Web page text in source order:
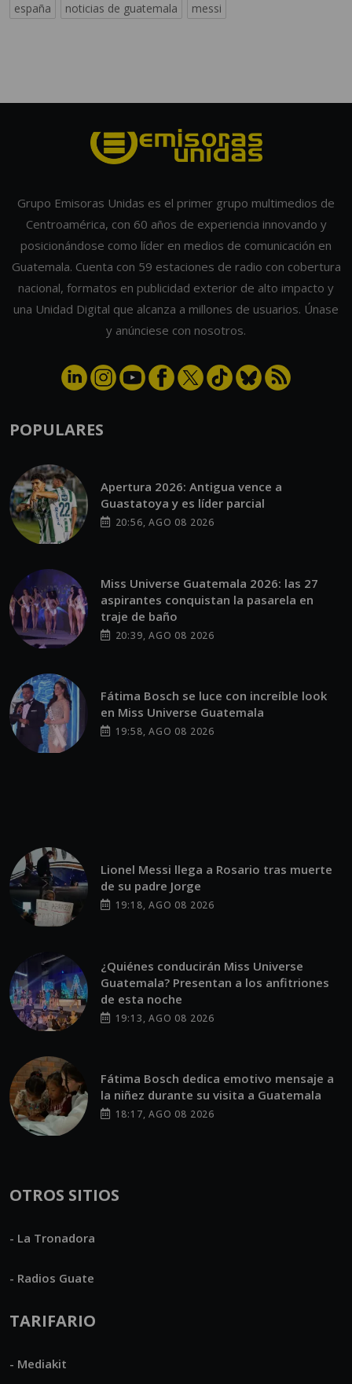
españa
noticias de guatemala messi
Grupo Emisoras Unidas es el primer grupo multimedios de
Centroamérica, con 60 años de experiencia innovando y
posicionándose como líder en medios de comunicación en
Guatemala. Cuenta con 59 estaciones de radio con cobertura
nacional, formatos en publicidad exterior de alto impacto y
una Unidad Digital que alcanza a millones de usuarios. Únase
y anúnciese con nosotros.
POPULARES
Apertura 2026: Antigua vence a
Guastatoya y es líder parcial
20:56, AGO 08 2026
Miss Universe Guatemala 2026: las 27
aspirantes conquistan la pasarela en
traje de baño
20:39, AGO 08 2026
Fátima Bosch se luce con increíble look
en Miss Universe Guatemala
19:58, AGO 08 2026
Lionel Messi llega a Rosario tras muerte
de su padre Jorge
19:18, AGO 08 2026
¿Quiénes conducirán Miss Universe
Guatemala? Presentan a los anfitriones
de esta noche
19:13, AGO 08 2026
Fátima Bosch dedica emotivo mensaje a
la niñez durante su visita a Guatemala
18:17, AGO 08 2026
OTROS SITIOS
- La Tronadora
- Radios Guate
TARIFARIO
- Mediakit